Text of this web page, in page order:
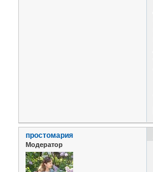
простомария
Модератор